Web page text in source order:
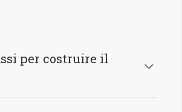
per costruire il